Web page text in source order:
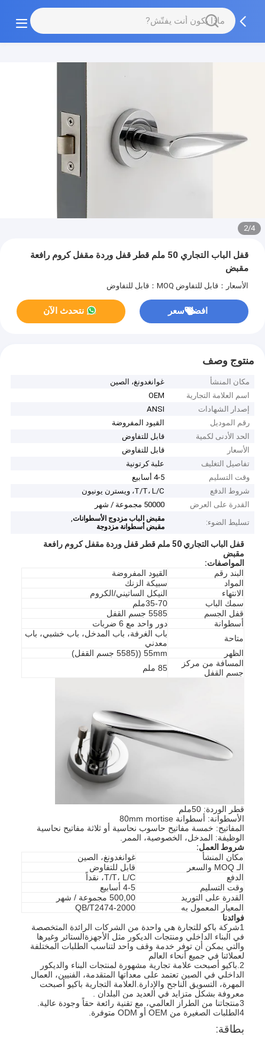
2/4
قفل الباب التجاري 50 ملم قطر قفل وردة مقفل كروم رافعة
مقبض
الأسعار：قابل للتفاوض MOQ：قابل للتفاوض
افضل سعر نتحدث الآن
منتوج وصف
مكان المنشأ
غوانغدونغ، الصين
اسم العلامة التجارية
OEM
إصدار الشهادات
ANSI
رقم الموديل
القيود المفروضة
الحد الأدنى لكمية
قابل للتفاوض
الأسعار
قابل للتفاوض
تفاصيل التغليف
علبة كرتونية
وقت التسليم
4-5 أسابيع
شروط الدفع
T/T، L/C، ويسترن يونيون
القدرة على العرض
50000 مجموعة / شهر
تسليط الضوء:
مقبض الباب مزدوج الأسطوانات,
مقبض أسطوانة مزدوجة
قفل الباب التجاري 50 ملم قطر قفل وردة مقفل كروم رافعة
مقبض
المواصفات:
البند رقم
القيود المفروضة
المواد
سبيكة الزنك
الانتهاء
النيكل الساتيني/الكروم
سمك الباب
35-70ملم
قفل الجسم
5585 جسم القفل
أسطوانة
دور واحد مع 6 ضربات
متاحة
باب الغرفة، باب المدخل، باب خشبي، باب
معدني
الظهر
55mm ((5585 جسم القفل)
المسافة من مركز
جسم القفل
85 ملم
قطر الوردة: 50ملم
الأسطوانة: أسطوانة 80mm mortise
المفاتيح: خمسة مفاتيح حاسوب نحاسية أو ثلاثة مفاتيح نحاسية
الوظيفة: المدخل، الخصوصية، الممر.
شروط العمل:
مكان المنشأ
غوانغدونغ، الصين
الـ MOQ والسعر
قابل للتفاوض
الدفع
T/T، L/C، نقداً
وقت التسليم
4-5 أسابيع
القدرة على التوريد
500,00 مجموعة / شهر
المعيار المعمول به
QB/T2474-2000
فوائدنا
1شركة باكو للتجارة هي واحدة من الشركات الرائدة المتخصصة
في البناء الداخلي ومنتجات الديكور مثل الأجهزةالستائر وغيرها
والتي يمكن أن توفر خدمة وقف واحد لتناسب الطلبات المختلفة
لعملائنا في جميع أنحاء العالم
2.باكيو أصبحت علامة تجارية مشهورة لمنتجات البناء والديكور
الداخلي في الصين تعتمد على معداتها المتقدمة، الفنيين، العمال
المهرة، التسويق الناجح والإدارة.العلامة التجارية باكيو أصبحت
معروفة بشكل متزايد في العديد من البلدان .
3منتجاتنا من الطراز العالمي، مع تقنية رائعة حقاً وجودة عالية.
4الطلبات الصغيرة من OEM أو ODM متوفرة.
بطاقة: